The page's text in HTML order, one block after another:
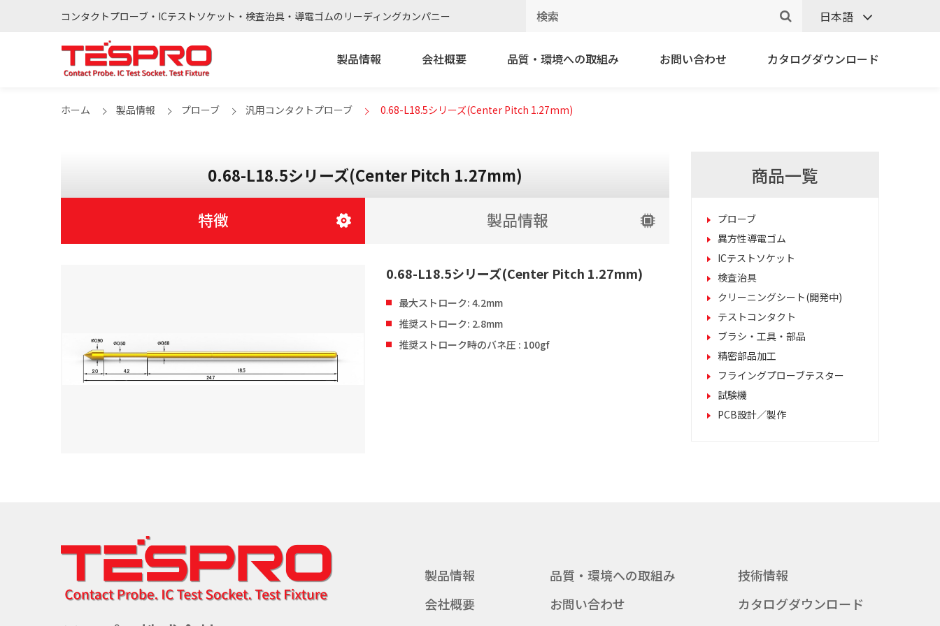
コンタクトプローブ・ICテストソケット・検査治具・導電ゴムのリーディングカンパニー 日本語
製品情報 会社概要 品質・環境への取組み お問い合わせ カタログダウンロード
ホーム 製品情報 プローブ 汎用コンタクトプローブ 0.68-L18.5シリーズ(Center Pitch 1.27mm)
0.68-L18.5シリーズ(Center Pitch 1.27mm)
特徴
製品情報
0.68-L18.5シリーズ(Center Pitch 1.27mm)
最大ストローク: 4.2mm
推奨ストローク: 2.8mm
推奨ストローク時のバネ圧 : 100gf
商品一覧
プローブ
異方性導電ゴム
ICテストソケット
検査治具
クリーニングシート(開発中)
テストコンタクト
ブラシ・工具・部品
精密部品加工
フライングプローブテスター
試験機
PCB設計／製作
製品情報 品質・環境への取組み
技術情報
会社概要
お問い合わせ カタログダウンロード